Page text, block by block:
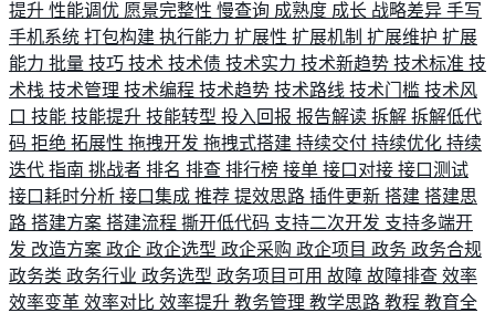
提升 性能调优 愿景完整性 慢查询 成熟度 成长 战略差异 手写
手机系统 打包构建 执行能力 扩展性 扩展机制 扩展维护 扩展
能力 批量 技巧 技术 技术债 技术实力 技术新趋势 技术标准 技
术栈 技术管理 技术编程 技术趋势 技术路线 技术门槛 技术风
口 技能 技能提升 技能转型 投入回报 报告解读 拆解 拆解低代
码 拒绝 拓展性 拖拽开发 拖拽式搭建 持续交付 持续优化 持续
迭代 指南 挑战者 排名 排查 排行榜 接单 接口对接 接口测试
接口耗时分析 接口集成 推荐 提效思路 插件更新 搭建 搭建思
路 搭建方案 搭建流程 撕开低代码 支持二次开发 支持多端开
发 改造方案 政企 政企选型 政企采购 政企项目 政务 政务合规
政务类 政务行业 政务选型 政务项目可用 故障 故障排查 效率
效率变革 效率对比 效率提升 教务管理 教学思路 教程 教育全